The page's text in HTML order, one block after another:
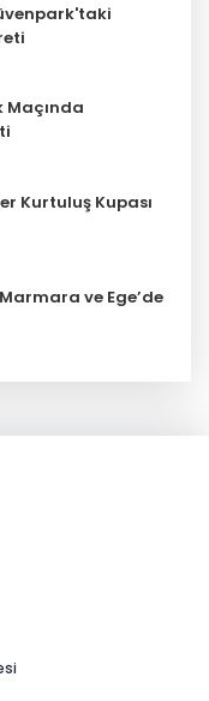
Maçında
Kurtuluş Kupası
ve Ege’de
Yollar
Gece Dokunuşu